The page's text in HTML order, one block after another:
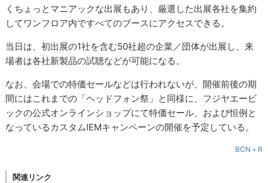
くちょっとマニアックな出展もあり、厳選した出展各社を集約
してワンフロア内ですべてのブースにアクセスできる。
当日は、初出展の1社を含む50社超の企業／団体が出展し、来
場者は各社新製品の試聴などが可能になる。
なお、会場での特価セールなどは行われないが、開催前後の期
間にはこれまでの「ヘッドフォン祭」と同様に、フジヤエービ
ックの公式オンラインショップにて特価セール、および恒例と
なっているカスタムIEMキャンペーンの開催を予定している。
BCN＋R
関連リンク